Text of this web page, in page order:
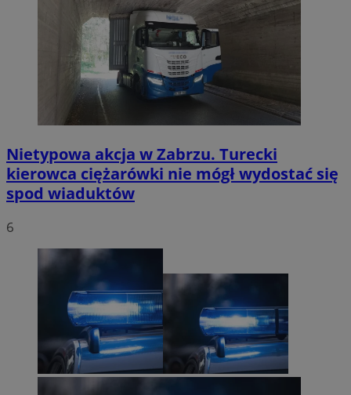
Nietypowa akcja w Zabrzu. Turecki
kierowca ciężarówki nie mógł wydostać się
spod wiaduktów
6